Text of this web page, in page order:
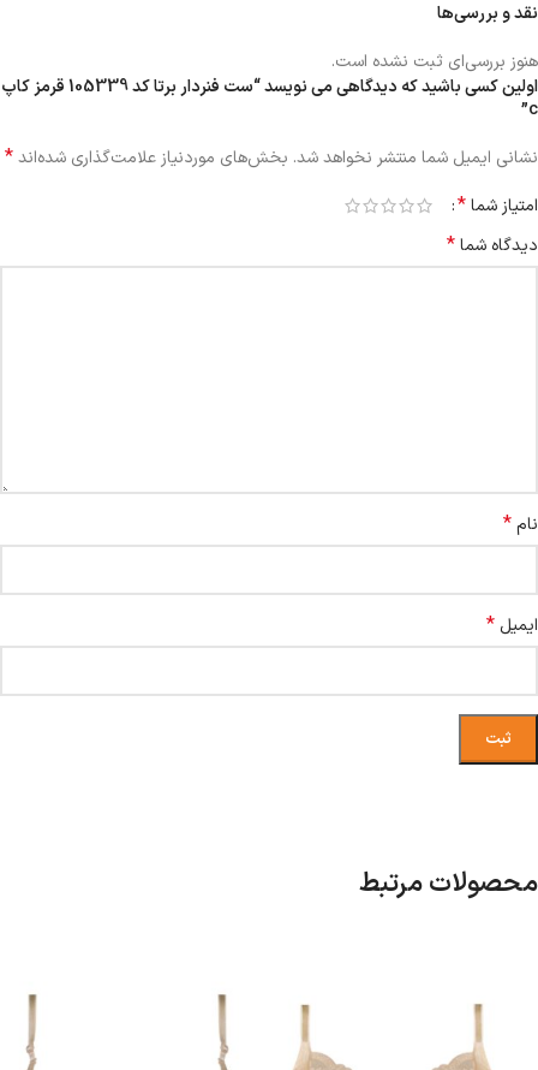
نقد و بررسی‌ها
هنوز بررسی‌ای ثبت نشده است.
اولین کسی باشید که دیدگاهی می نویسد “ست فنردار برتا کد 105339 قرمز کاپ
c”
نشانی ایمیل شما منتشر نخواهد شد. بخش‌های موردنیاز علامت‌گذاری شده‌اند*
امتیاز شما*
دیدگاه شما*
نام*
ایمیل *
محصولات مرتبط